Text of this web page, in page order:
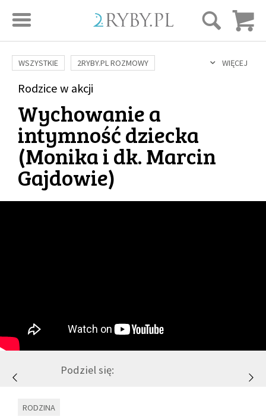
STRONA GŁÓWNA
AUTORZY
BLOG
DRUŻYNA
WESPRZYJ NAS
WIĘCEJ
WSZYSTKIE 2RYBY.PL ROZMOWY
SAME DOBRE WIADOMOŚCI
SZTUKA ŻYCIA MIŁOŚĆ DUCHOWOŚĆ
BUDOWANIE WIĘZI RODZINA NAUKA
KOBIETA MĘŻCZYZNA RELIGIE FILOZOFIA
KULTURA ŚWIĘCI SEKS
Rodzice w akcji
Wychowanie a
intymność dziecka
(Monika i dk. Marcin
Gajdowie)
Podziel się:
RODZINA